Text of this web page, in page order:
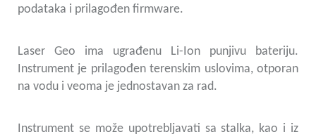
podataka i prilagođen firmware.
Laser Geo ima ugrađenu Li-Ion punjivu bateriju.
Instrument je prilagođen terenskim uslovima, otporan
na vodu i veoma je jednostavan za rad.
Instrument se može upotrebljavati sa stalka, kao i iz